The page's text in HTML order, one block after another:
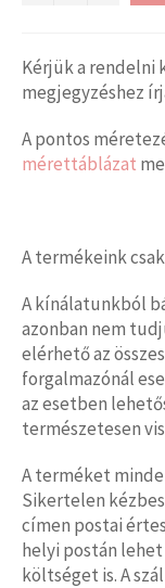
Kérjük a rendelni
megjegyzéshez
A pontos
mérettáblázat
A termékeink
A kínálatunkból
azonban nem
elérhető az
forgalmazónál
az esetben
természetesen
A terméket
Sikertelen
címen postai
helyi postán
költséget is. A